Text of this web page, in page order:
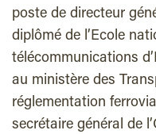
poste de directeur
diplômé de l’Ecole
télécommunications
au ministère des
réglementation
secrétaire général de